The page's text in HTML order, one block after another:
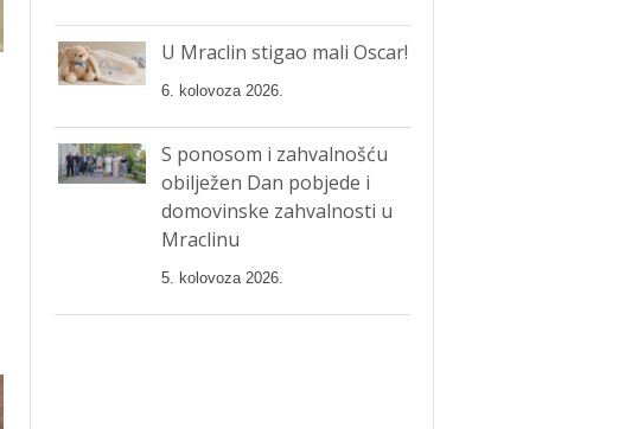
U Mraclin stigao mali Oscar!
6. kolovoza 2026.
S ponosom i zahvalnošću
obilježen Dan pobjede i
domovinske zahvalnosti u
Mraclinu
5. kolovoza 2026.